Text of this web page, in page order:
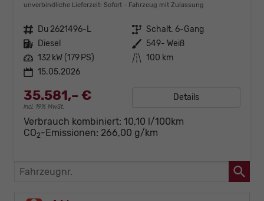
unverbindliche Lieferzeit: Sofort Fahrzeug mit Zulassung
Fahrzeugnr. Du 2621496-L Getriebe Schalt. 6-Gang
Kraftstoff Diesel Außenfarbe 549- Weiß
Leistung 132 kW (179 PS) Kilometerstand 100 km
15.05.2026
35.581,– €
incl. 19% MwSt.
Details
Verbrauch kombiniert: 10,10 l/100km
CO2-Emissionen: 266,00 g/km
Fahrzeugnr.